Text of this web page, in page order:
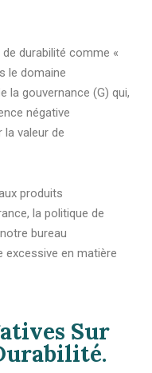
durabilité comme «
le domaine
la gouvernance (G) qui,
négative
valeur de
produits
la politique de
bureau
excessive en matière
Sur